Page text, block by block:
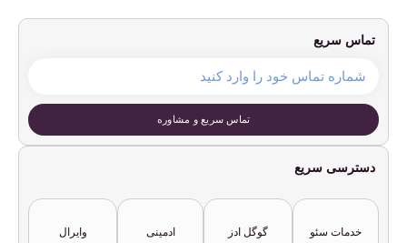
تماس سریع
تماس سریع و مشاوره
دسترسی سریع
خدمات سئو گوگل ادز ادمینی وایرال